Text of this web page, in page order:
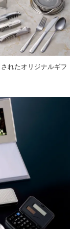
れたオリジナルギフ